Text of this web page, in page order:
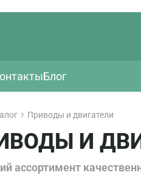
Блог
Приводы и двигатели
И
ассортимент